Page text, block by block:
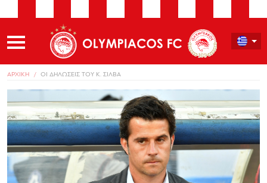
ΑΡΧΙΚΗ ΟΙ ΔΗΛΩΣΕΙΣ ΤΟΥ Κ. ΣΙΛΒΑ